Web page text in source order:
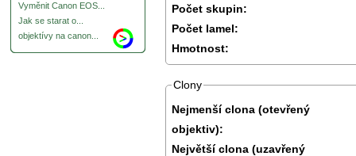
Vyměnit Canon EOS...
Jak se starat o...
objektívy na canon...
Počet skupin:
Počet lamel:
Hmotnost:
Clony
Nejmenší clona (otevřený
objektiv):
Největší clona (uzavřený